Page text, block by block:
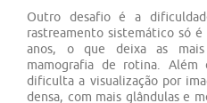
Outro desafio é a
rastreamento sistemático só
anos, o que deixa as
mamografia de rotina. Além
dificulta a visualização por
densa, com mais glândulas e